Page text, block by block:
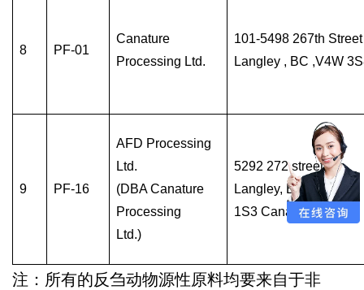
8 PF-01
Canature
Processing Ltd.
101-5498 267th Street
Langley , BC ,V4W
9 PF-16
AFD Processing
Ltd.
(DBA Canature
Processing
Ltd.)
5292 272 street,
Langley, BC, V4W
1S3 Canada
注：所有的反刍动物源性原料均要来自于非